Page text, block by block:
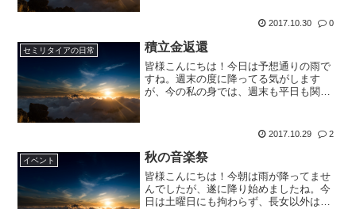
落ち葉だらけ。コース脇にある池は氾濫
2017.10.30 0
セミリタイアの日常 積立金返還
皆様こんにちは！今日は予想通りの雨で
すね。週末の度に降ってる気がします
が、今の私の身では、週末も平日も関係
すが、長男、次男の時は何もした記憶は
2017.10.29 2
イベント 秋の音楽祭
皆様こんにちは！今朝は雨が降ってませ
んでしたが、遂に降り始めましたね。今
日は土曜日にも拘わらず、長女以外は、